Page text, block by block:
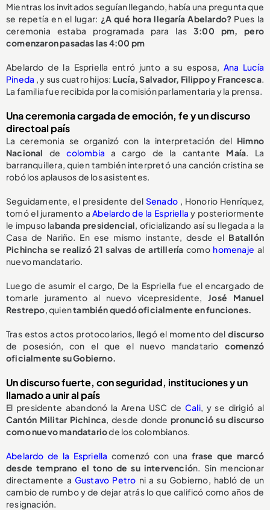
Mientras los invitados seguían llegando, había una pregunta que
se repetía en el lugar: ¿A qué hora llegaría Abelardo? Pues la
ceremonia estaba programada para las 3:00 pm, pero
comenzaron pasadas las 4:00 pm
Abelardo de la Espriella entró junto a su esposa, Ana Lucía
Pineda , y sus cuatro hijos: Lucía, Salvador, Filippo y Francesca.
La familia fue recibida por la comisión parlamentaria y la prensa.
Una ceremonia cargada de emoción, fe y un discurso
directoal país
La ceremonia se organizó con la interpretación del Himno
Nacional decolombia a cargo de la cantante Maía . La
barranquillera, quien también interpretó una canción cristina se
robó los aplausos de los asistentes.
Seguidamente, el presidente del Senado , Honorio Henríquez,
tomó el juramento a Abelardo de la Espriella y posteriormente
le impuso labanda presidencial , oficializando así su llegada a la
Casa de Nariño. En ese mismo instante, desde el Batallón
Pichincha se realizó 21 salvas de artillería como homenaje al
nuevo mandatario.
Luego de asumir el cargo, De la Espriella fue el encargado de
tomarle juramento al nuevo vicepresidente, José Manuel
Restrepo , quientambién quedó oficialmente en funciones.
Tras estos actos protocolarios, llegó el momento deldiscurso
de posesión, con el que el nuevo mandatario comenzó
oficialmente su Gobierno.
Un discurso fuerte, con seguridad, instituciones y un
llamado a unir al país
El presidente abandonó la Arena USC de Cali, y se dirigió al
Cantón Militar Pichinca , desde dondepronunció su discurso
como nuevo mandatariode los colombianos.
Abelardo de la Espriella comenzó con una frase que marcó
desde temprano el tono de su intervención. Sin mencionar
directamente a Gustavo Petro ni a su Gobierno, habló de un
cambio de rumbo y de dejar atrás lo que calificó como años de
resignación.